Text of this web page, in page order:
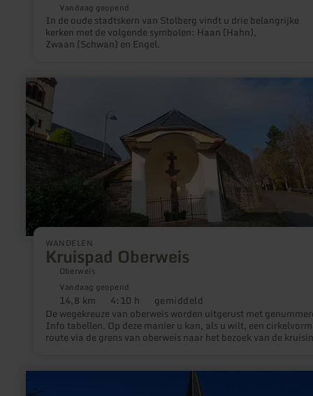
Vandaag geopend
In de oude stadtskern van Stolberg vindt u drie belangrijke
kerken met de volgende symbolen: Haan (Hahn),
Zwaan (Schwan) en Engel.
WANDELEN
Kruispad Oberweis
Oberweis
Vandaag geopend
Afstand:
14,8 km Duur:
4:10 h Moeilijkheidsgraad:
gemiddeld
De wegekreuze van oberweis worden uitgerust met
Info tabellen. Op deze manier u kan, als u wilt, een
route via de grens van oberweis naar het bezoek van de
kruisingen afzonderlijk. De weg omvat 12 stations en heeft
lengte van ongeveer 14 km ingezet.
meer
informatie
over:
Kruispad
Oberweis